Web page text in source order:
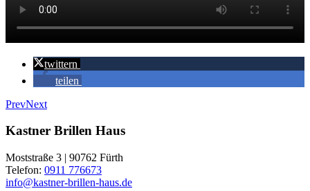
twittern
teilen
PrevNext
Kastner Brillen Haus
Moststraße 3 | 90762 Fürth
Telefon: 0911 776673
info@kastner-brillen-haus.de